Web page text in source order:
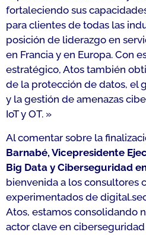
fortaleciendo sus
para clientes de todas las
posición de liderazgo en
en Francia y en Europa. Con
estratégico, Atos también
de la protección de datos, el
y la gestión de amenazas
IoT y OT. »
Al comentar sobre la
Barnabé, Vicepresidente
Big Data y Ciberseguridad
bienvenida a los consultores
experimentados de
Atos, estamos consolidando
actor clave en ciberseguridad